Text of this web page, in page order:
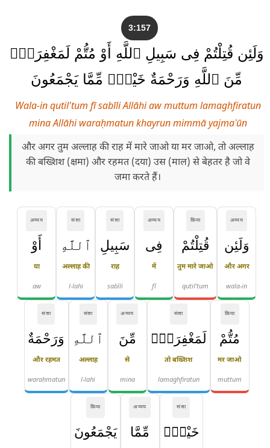
3:157
وَلَئِن قُتِلْتُمْ فِى سَبِيلِ ٱللَّهِ أَوْ مُتُّمْ لَمَغْفِرَةٌۭ
مِّنَ ٱللَّهِ وَرَحْمَةٌ خَيْرٌۭ مِّمَّا يَجْمَعُونَ
Wala-in qutil'tum fī sabīli Allāhi aw muttum lamaghfiratun
mina Allāhi waraḥmatun khayrun mimmā yajmaʿūn
और अगर तुम अल्लाह की राह में मारे जाओ या मर जाओ, तो अल्लाह
की बख्शिश (क्षमा) और रहमत (दया) उस (माल) से बेहतर है जो वे
जमा करते हैं।
अव्यय
وَلَئِن
और अगर
wala-in
क्रिया
قُتِلْتُمْ
तुम मारे जाओ
qutil'tum
अव्यय
فِى
में
fī
संज्ञा
سَبِيلِ
राह
sabīli
संज्ञा
ٱللَّهِ
अल्लाह की
l-lahi
अव्यय
أَوْ
या
aw
क्रिया
مُتُّمْ
मर जाओ
muttum
संज्ञा
لَمَغْفِرَةٌۭ
तो बख्शिश
lamaghfiratun
अव्यय
مِّنَ
से
mina
संज्ञा
ٱللَّهِ
अल्लाह
l-lahi
संज्ञा
وَرَحْمَةٌ
और रहमत
waraḥmatun
संज्ञा
خَيْرٌۭ
अव्यय
مِّمَّا
क्रिया
يَجْمَعُونَ